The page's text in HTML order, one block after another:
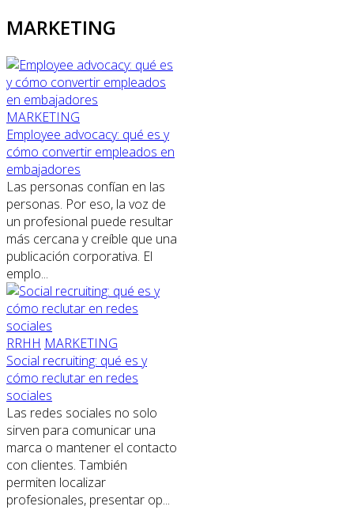
MARKETING
MARKETING
Employee advocacy: qué es y
cómo convertir empleados en
embajadores
Las personas confían en las
personas. Por eso, la voz de
un profesional puede resultar
más cercana y creíble que una
publicación corporativa. El
emplo...
RRHH MARKETING
Social recruiting: qué es y
cómo reclutar en redes
sociales
Las redes sociales no solo
sirven para comunicar una
marca o mantener el contacto
con clientes. También
permiten localizar
profesionales, presentar op...